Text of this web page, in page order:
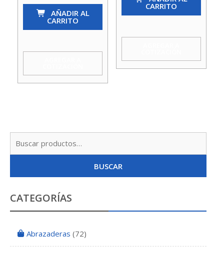
Genebre
cantidad
AÑADIR AL
CARRITO
Genebre
cantidad
CARRITO
BUSCAR
CATEGORÍAS
Abrazaderas (72)